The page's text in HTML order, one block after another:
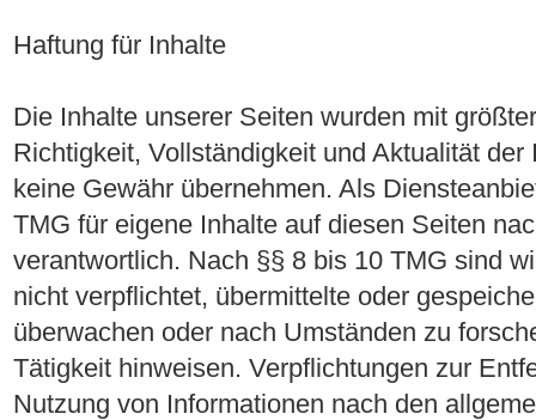
Haftung für Inhalte
Die Inhalte unserer Seiten wurden mit
Richtigkeit, Vollständigkeit und Aktualität
keine Gewähr übernehmen. Als
TMG für eigene Inhalte auf diesen Seiten
verantwortlich. Nach §§ 8 bis 10 TMG sind
nicht verpflichtet, übermittelte oder
überwachen oder nach Umständen zu
Tätigkeit hinweisen. Verpflichtungen zur
Nutzung von Informationen nach den